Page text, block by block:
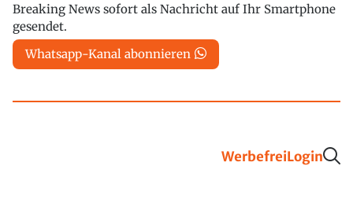
Breaking News sofort als Nachricht auf Ihr Smartphone
gesendet.
Whatsapp-Kanal abonnieren
WerbefreiLogin